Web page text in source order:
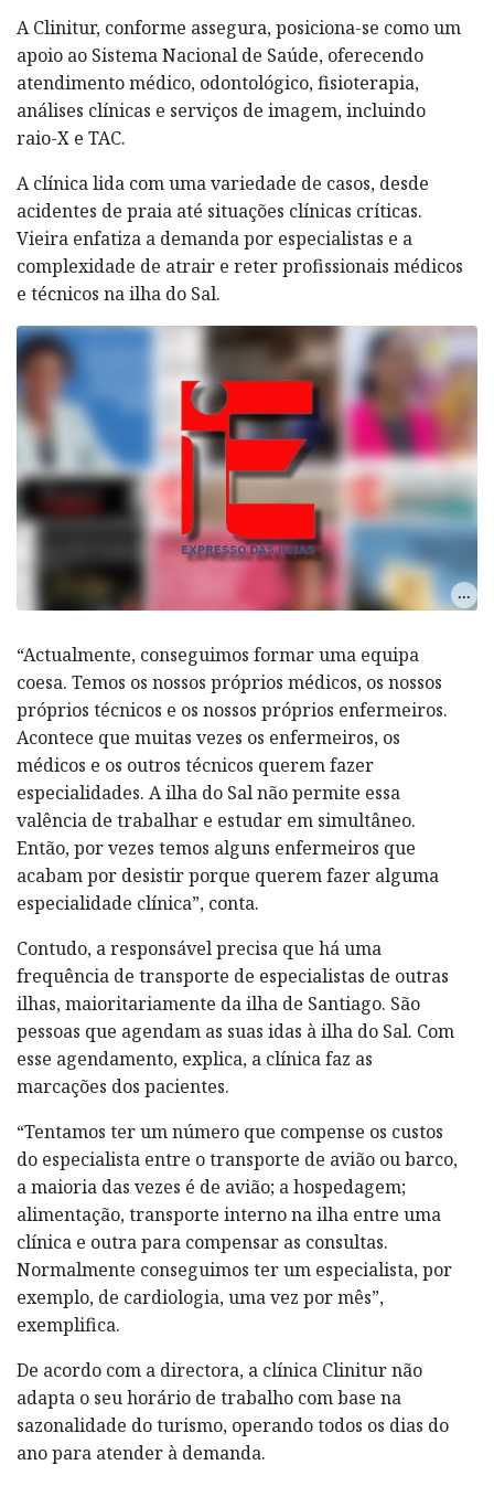
A Clinitur, conforme assegura, posiciona-se como um
apoio ao Sistema Nacional de Saúde, oferecendo
atendimento médico, odontológico, fisioterapia,
análises clínicas e serviços de imagem, incluindo
raio-X e TAC.
A clínica lida com uma variedade de casos, desde
acidentes de praia até situações clínicas críticas.
Vieira enfatiza a demanda por especialistas e a
complexidade de atrair e reter profissionais médicos
e técnicos na ilha do Sal.
“Actualmente, conseguimos formar uma equipa
coesa. Temos os nossos próprios médicos, os nossos
próprios técnicos e os nossos próprios enfermeiros.
Acontece que muitas vezes os enfermeiros, os
médicos e os outros técnicos querem fazer
especialidades. A ilha do Sal não permite essa
valência de trabalhar e estudar em simultâneo.
Então, por vezes temos alguns enfermeiros que
acabam por desistir porque querem fazer alguma
especialidade clínica”, conta.
Contudo, a responsável precisa que há uma
frequência de transporte de especialistas de outras
ilhas, maioritariamente da ilha de Santiago. São
pessoas que agendam as suas idas à ilha do Sal. Com
esse agendamento, explica, a clínica faz as
marcações dos pacientes.
“Tentamos ter um número que compense os custos
do especialista entre o transporte de avião ou barco,
a maioria das vezes é de avião; a hospedagem;
alimentação, transporte interno na ilha entre uma
clínica e outra para compensar as consultas.
Normalmente conseguimos ter um especialista, por
exemplo, de cardiologia, uma vez por mês”,
exemplifica.
De acordo com a directora, a clínica Clinitur não
adapta o seu horário de trabalho com base na
sazonalidade do turismo, operando todos os dias do
ano para atender à demanda.